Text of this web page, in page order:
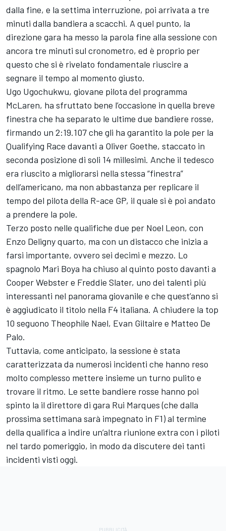
dalla fine, e la settima interruzione, poi arrivata a tre
minuti dalla bandiera a scacchi. A quel punto, la
direzione gara ha messo la parola fine alla sessione con
ancora tre minuti sul cronometro, ed è proprio per
questo che si è rivelato fondamentale riuscire a
segnare il tempo al momento giusto.
Ugo Ugochukwu, giovane pilota del programma
McLaren, ha sfruttato bene l’occasione in quella breve
finestra che ha separato le ultime due bandiere rosse,
firmando un 2:19.107 che gli ha garantito la pole per la
Qualifying Race davanti a Oliver Goethe, staccato in
seconda posizione di soli 14 millesimi. Anche il tedesco
era riuscito a migliorarsi nella stessa “finestra”
dell’americano, ma non abbastanza per replicare il
tempo del pilota della R-ace GP, il quale si è poi andato
a prendere la pole.
Terzo posto nelle qualifiche due per Noel Leon, con
Enzo Deligny quarto, ma con un distacco che inizia a
farsi importante, ovvero sei decimi e mezzo. Lo
spagnolo Mari Boya ha chiuso al quinto posto davanti a
Cooper Webster e Freddie Slater, uno dei talenti più
interessanti nel panorama giovanile e che quest’anno si
è aggiudicato il titolo nella F4 italiana. A chiudere la top
10 seguono Theophile Nael, Evan Giltaire e Matteo De
Palo.
Tuttavia, come anticipato, la sessione è stata
caratterizzata da numerosi incidenti che hanno reso
molto complesso mettere insieme un turno pulito e
trovare il ritmo. Le sette bandiere rosse hanno poi
spinto la il direttore di gara Rui Marques (che dalla
prossima settimana sarà impegnato in F1) al termine
della qualifica a indire un’altra riunione extra con i piloti
nel tardo pomeriggio, in modo da discutere dei tanti
incidenti visti oggi.